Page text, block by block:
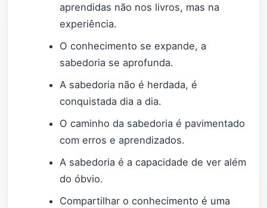
aprendidas não nos livros, mas na
experiência.
O conhecimento se expande, a
sabedoria se aprofunda.
A sabedoria não é herdada, é
conquistada dia a dia.
O caminho da sabedoria é pavimentado
com erros e aprendizados.
A sabedoria é a capacidade de ver além
do óbvio.
Compartilhar o conhecimento é uma